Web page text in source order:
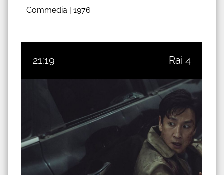
Commedia | 1976
21:19 Rai 4